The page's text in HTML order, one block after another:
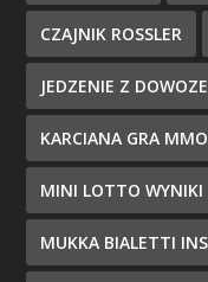
CZAJNIK ROSSLER
JEDZENIE Z
KARCIANA GRA MMO
MINI LOTTO WYNIKI
MUKKA BIALETTI